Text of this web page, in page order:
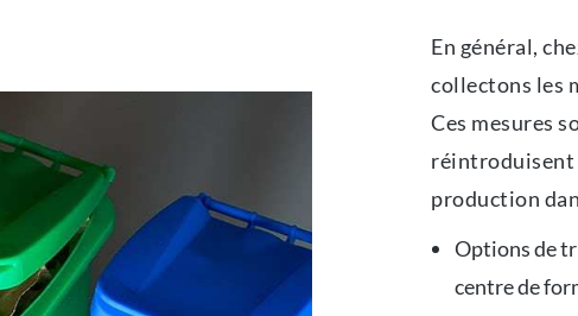
En général,
collectons
Ces mesures
réintroduisent
production
Options de
centre de